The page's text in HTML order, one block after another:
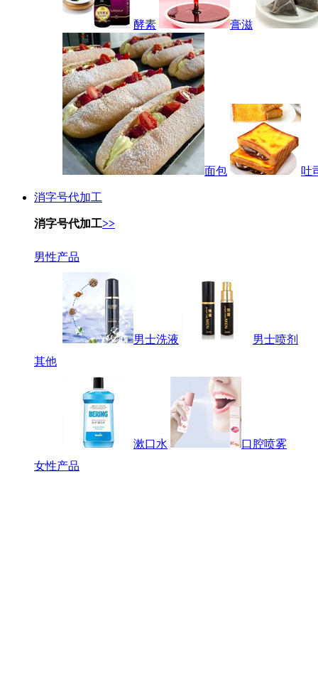
酵素 膏滋
面包 吐
消字号代加工
消字号代加工>>
男性产品
男士洗液
男士喷剂
其他
漱口水
口腔喷雾
女性产品